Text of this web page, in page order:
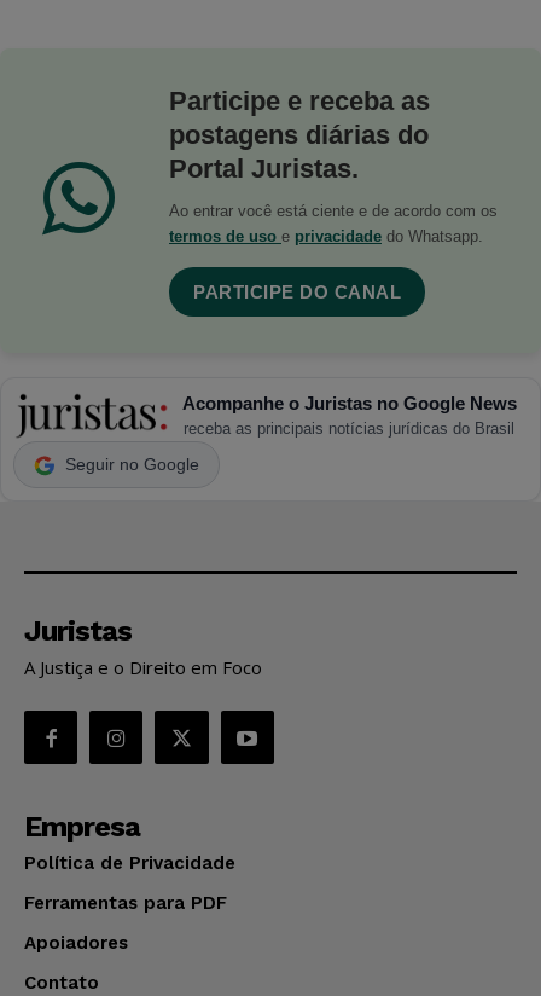
Participe e receba as
postagens diárias do
Portal Juristas.
Ao entrar você está ciente e de acordo com os
termos de uso e privacidade do Whatsapp.
PARTICIPE DO CANAL
Acompanhe o Juristas no Google News
receba as principais notícias jurídicas do Brasil
Seguir no Google
Juristas
A Justiça e o Direito em Foco
Empresa
Política de Privacidade
Ferramentas para PDF
Apoiadores
Contato